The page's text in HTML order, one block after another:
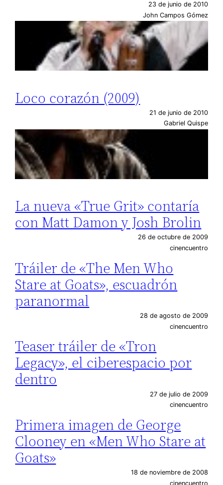
23 de junio de 2010
John Campos Gómez
Loco corazón (2009)
21 de junio de 2010
Gabriel Quispe
La nueva «True Grit» contaría
con Matt Damon y Josh Brolin
26 de octubre de 2009
cinencuentro
Tráiler de «The Men Who
Stare at Goats», escuadrón
paranormal
28 de agosto de 2009
cinencuentro
Teaser tráiler de «Tron
Legacy», el ciberespacio por
dentro
27 de julio de 2009
cinencuentro
Primera imagen de George
Clooney en «Men Who Stare at
Goats»
18 de noviembre de 2008
cinencuentro